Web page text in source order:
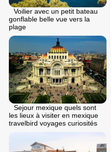
Voilier avec un petit bateau
gonflable belle vue vers la
plage
Sejour mexique quels sont
les lieux à visiter en mexique
travelbird voyages curiosités